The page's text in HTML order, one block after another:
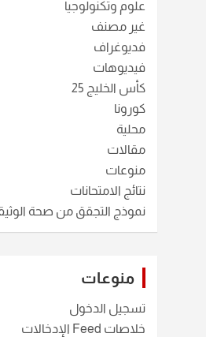
علوم وتكنولوجيا
غير مصنف
فديوغراف
فيديوهات
كأس الخليج 25
كورونا
محلية
مقالات
منوعات
نتائج الامتحانات
نموذج التجقق من صحة
منوعات
تسجيل الدخول
خلاصات Feed الإدخالات